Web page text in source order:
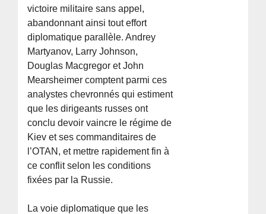
victoire militaire sans appel,
abandonnant ainsi tout effort
diplomatique parallèle. Andrey
Martyanov, Larry Johnson,
Douglas Macgregor et John
Mearsheimer comptent parmi ces
analystes chevronnés qui estiment
que les dirigeants russes ont
conclu devoir vaincre le régime de
Kiev et ses commanditaires de
l’OTAN, et mettre rapidement fin à
ce conflit selon les conditions
fixées par la Russie.
La voie diplomatique que les